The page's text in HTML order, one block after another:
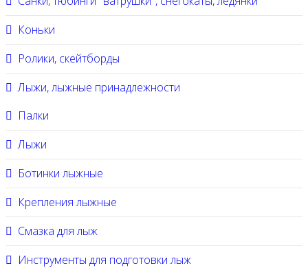
Коньки
Ролики, скейтборды
Лыжи, лыжные принадлежности
Палки
Лыжи
Ботинки лыжные
Крепления лыжные
Смазка для лыж
Инструменты для подготовки лыж